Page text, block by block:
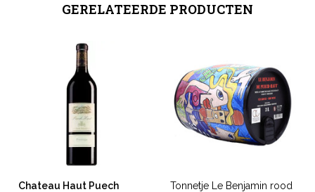
GERELATEERDE PRODUCTEN
Chateau Haut Puech
Tonnetje Le Benjamin rood